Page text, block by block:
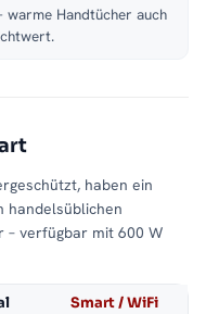
warme Handtücher auch
haben ein
handelsüblichen
– verfügbar mit 600 W
Smart / WiFi